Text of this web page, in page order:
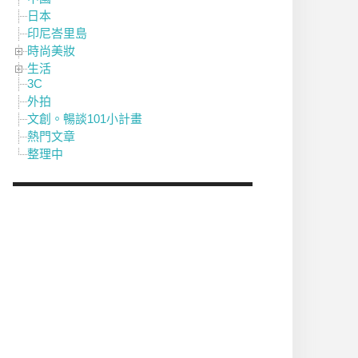
日本
印尼峇里島
時尚美妝
生活
3C
外拍
文創。暢談101小計畫
熱門文章
整理中